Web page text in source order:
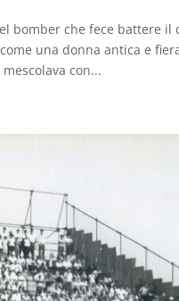
bomber che fece battere
una donna antica e
con...